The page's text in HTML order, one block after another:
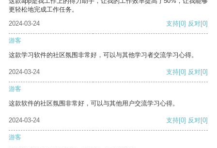
更轻松地完成工作任务。
2024-03-24
支持[0] 反对[0]
游客
这款学习软件的社区氛围非常好，可以与其他学习者交流学习心得。
2024-03-24 支持[0] 反对[0]
游客
这款软件的社区氛围非常好，可以与其他用户交流学习心得。
2024-03-24 支持[0] 反对[0]
游客